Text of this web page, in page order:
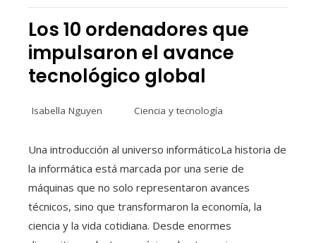
Los 10 ordenadores que
impulsaron el avance
tecnológico global
Isabella Nguyen Ciencia y tecnología
Una introducción al universo informáticoLa historia de
la informática está marcada por una serie de
máquinas que no solo representaron avances
técnicos, sino que transformaron la economía, la
ciencia y la vida cotidiana. Desde enormes